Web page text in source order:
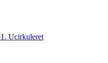
Ucirkuleret